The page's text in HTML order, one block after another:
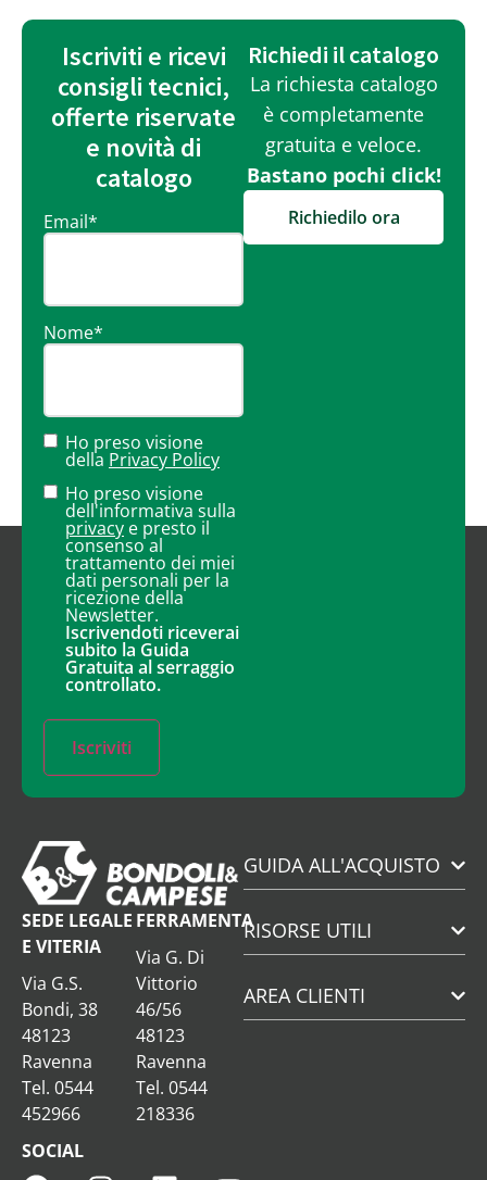
Iscriviti e ricevi
consigli tecnici,
offerte riservate
e novità di
catalogo
Email*
Nome*
Ho preso visione
della Privacy Policy
Ho preso visione
dell'informativa sulla
privacy e presto il
consenso al
trattamento dei miei
dati personali per la
ricezione della
Newsletter.
Iscrivendoti riceverai
subito la Guida
Gratuita al serraggio
controllato.
Iscriviti
Richiedi il catalogo
La richiesta catalogo
è completamente
gratuita e veloce.
Bastano pochi click!
Richiedilo ora
SEDE LEGALE
E VITERIA
Via G.S.
Bondi, 38
48123
Ravenna
Tel. 0544
452966
FERRAMENTA
Via G. Di
Vittorio
46/56
48123
Ravenna
Tel. 0544
218336
SOCIAL
GUIDA ALL'ACQUISTO
RISORSE UTILI
AREA CLIENTI